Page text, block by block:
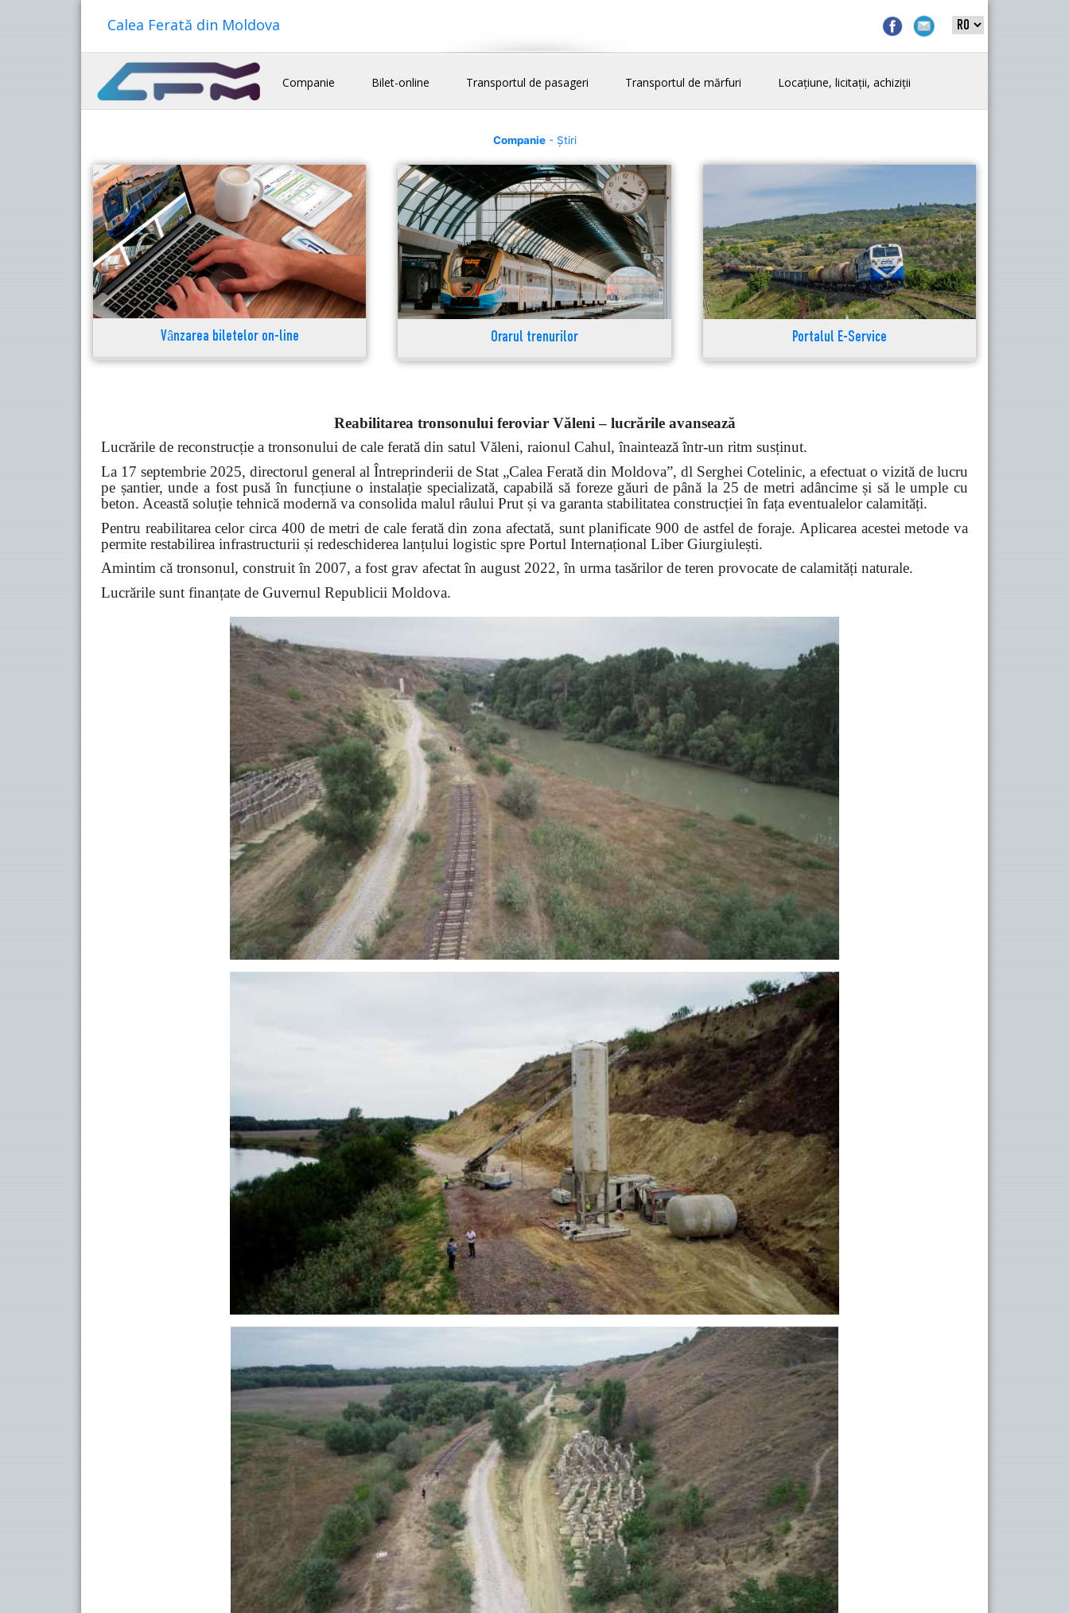
Calea Ferată din Moldova
Companie Bilet-online Transportul de pasageri Transportul de mărfuri Locațiune, licitații, achiziții
Companie- Știri
Vânzarea biletelor on-line Orarul trenurilor Portalul E-Service
Reabilitarea tronsonului feroviar Văleni – lucrările avansează
Lucrările de reconstrucție a tronsonului de cale ferată din satul Văleni, raionul Cahul, înaintează într-un ritm susținut.
La 17 septembrie 2025, directorul general al Întreprinderii de Stat „Calea Ferată din Moldova”, dl Serghei Cotelinic, a efectuat o vizită de lucru
pe șantier, unde a fost pusă în funcțiune o instalație specializată, capabilă să foreze găuri de până la 25 de metri adâncime și să le umple cu
beton. Această soluție tehnică modernă va consolida malul râului Prut și va garanta stabilitatea construcției în fața eventualelor calamități.
Pentru reabilitarea celor circa 400 de metri de cale ferată din zona afectată, sunt planificate 900 de astfel de foraje. Aplicarea acestei metode va
permite restabilirea infrastructurii și redeschiderea lanțului logistic spre Portul Internațional Liber Giurgiulești.
Amintim că tronsonul, construit în 2007, a fost grav afectat în august 2022, în urma tasărilor de teren provocate de calamități naturale.
Lucrările sunt finanțate de Guvernul Republicii Moldova.